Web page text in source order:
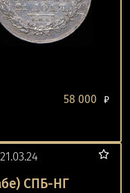
58 000 ₽
СПБ-НГ